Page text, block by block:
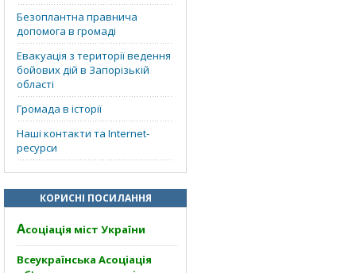
Безоплантна правнича
допомога в громаді
Евакуація з території ведення
бойових дій в Запорізькій
області
Громада в історії
Наші контакти та Internet-
ресурси
КОРИСНІ ПОСИЛАННЯ
Асоціація міст України
Всеукраїнська Асоціація